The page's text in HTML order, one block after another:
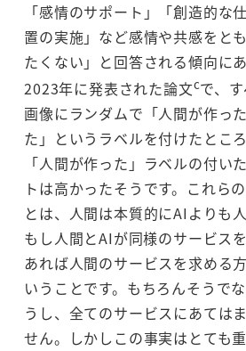
「感情のサポート」「創造的な
置の実施」など感情や共感をと
たくない」と回答される傾向に
2023年に発表された論文cで、
画像にランダムで「人間が作っ
た」というラベルを付けたとこ
「人間が作った」ラベルの付い
トは高かったそうです。これら
とは、人間は本質的にAIよりも
もし人間とAIが同様のサービス
あれば人間のサービスを求める
いうことです。もちろんそうで
うし、全てのサービスにあては
せん。しかしこの事実はとても